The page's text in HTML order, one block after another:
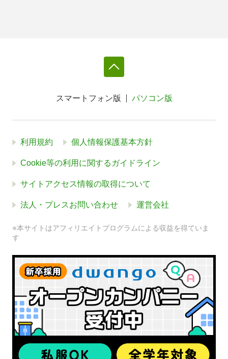
スマートフォン版 パソコン版
利用規約 個人情報保護基本方針
Cookie等の利用に関するガイドライン
サイトアクセス情報の取得について
法人・プレスお問い合わせ 運営会社
※本サイトはアフィリエイトプログラムによる収益を得ていま
す